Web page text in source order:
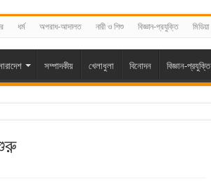
ধর্ম অপরাধ-আদালত নারী ও শিশু বিজ্ঞান-প্রযুক্তি মিডিয়া
সম্পাদকীয় খেলাধুলা বিনোদন বিজ্ঞান-প্রযুক্তি